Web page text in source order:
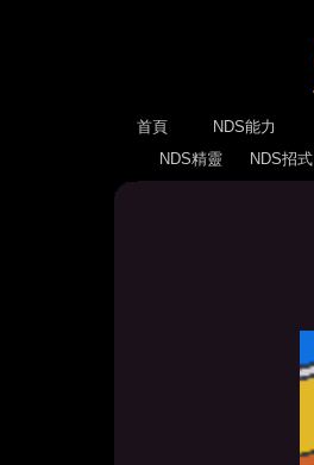
首頁 NDS能力
NDS精靈
NDS招式